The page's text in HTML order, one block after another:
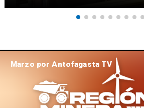
Marzo por Antofagasta TV